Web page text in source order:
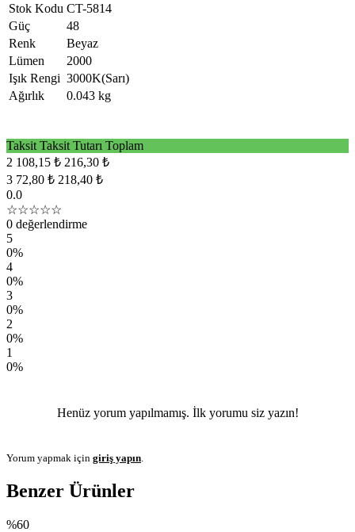
Stok Kodu CT-5814
Güç
48
Renk
Beyaz
Lümen
2000
Işık Rengi 3000K(Sarı)
Ağırlık
0.043 kg
Taksit Taksit Tutarı Toplam
2 108,15 ₺ 216,30 ₺
3 72,80 ₺ 218,40 ₺
0.0
☆☆☆☆☆
0 değerlendirme
5
0%
4
0%
3
0%
2
0%
1
0%
Henüz yorum yapılmamış. İlk yorumu siz yazın!
Yorum yapmak için giriş yapın
Benzer Ürünler
%60